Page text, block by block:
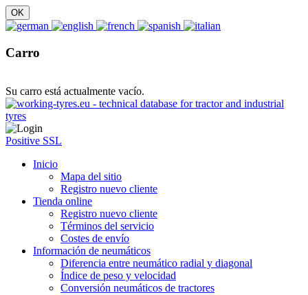
Carro
Su carro está actualmente vacío.
Positive SSL
Inicio
Mapa del sitio
Registro nuevo cliente
Tienda online
Registro nuevo cliente
Términos del servicio
Costes de envío
Información de neumáticos
Diferencia entre neumático radial y diagonal
Índice de peso y velocidad
Conversión neumáticos de tractores